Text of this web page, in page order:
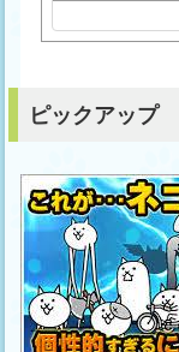
ピックアップ